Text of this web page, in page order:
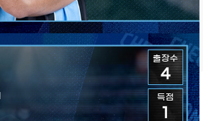
출장수
4
득점
1